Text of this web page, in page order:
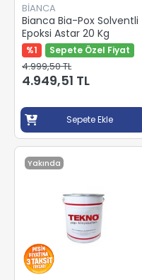
BİANCA
Bianca Bia-Pox Solventli
Epoksi Astar 20 Kg
%1 Sepete Özel Fiyat
4.999,50 TL
4.949,51 TL
Sepete Ekle
Yakında